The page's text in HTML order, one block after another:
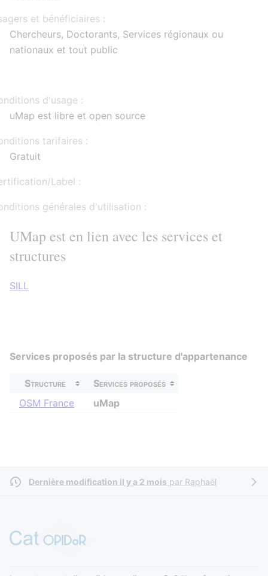
et bénéficiaires :
Chercheurs, Doctorants, Services régionaux ou
nationaux et tout public
d'usage :
uMap est libre et open source
tarifaires :
Gratuit
Label :
générales d'utilisation :
UMap est en lien avec les services et
structures
SILL
Services proposés par la structure d'appartenance
Structure
Services proposés
OSM France
uMap
Dernière modification il y a 2 mois par Raphaël